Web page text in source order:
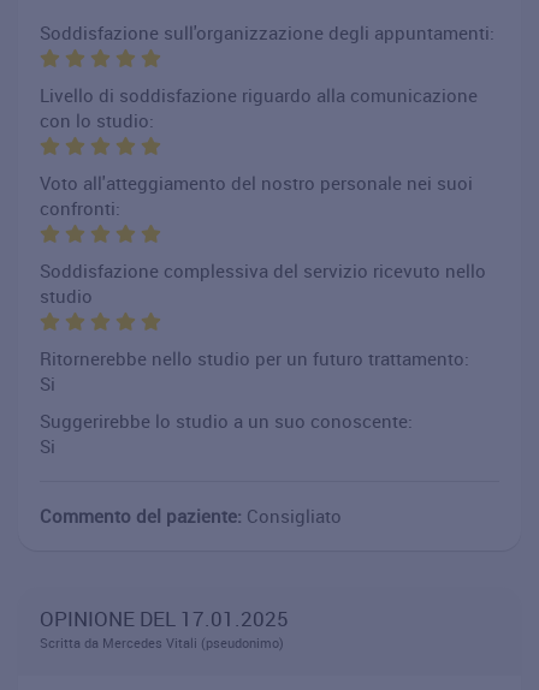
Soddisfazione sull'organizzazione degli appuntamenti:
Livello di soddisfazione riguardo alla comunicazione
con lo studio:
Voto all'atteggiamento del nostro personale nei suoi
confronti:
Soddisfazione complessiva del servizio ricevuto nello
studio
Ritornerebbe nello studio per un futuro trattamento:
Si
Suggerirebbe lo studio a un suo conoscente:
Si
Commento del paziente: Consigliato
OPINIONE DEL 17.01.2025
Scritta da Mercedes Vitali (pseudonimo)